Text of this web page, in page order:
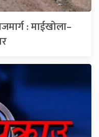
: माईखोला–